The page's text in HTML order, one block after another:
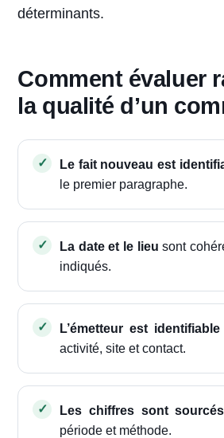
déterminants.
Comment évaluer
la qualité d’un
Le fait nouveau est
le premier paragraphe.
La date et le lieu sont
indiqués.
L’émetteur est identifiable
activité, site et contact.
Les chiffres sont sourcés
période et méthode.